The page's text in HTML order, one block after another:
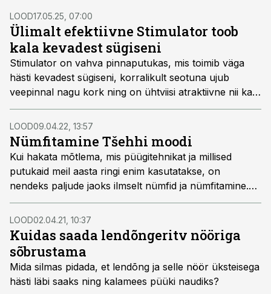
LOOD17.05.25, 07:00
Ülimalt efektiivne Stimulator toob
kala kevadest sügiseni
Stimulator on vahva pinnaputukas, mis toimib väga
hästi kevadest sügiseni, korralikult seotuna ujub
veepinnal nagu kork ning on ühtviisi atraktiivne nii kala
kui ka kalamehe silmale. Kuna Stimulatoriga on
püütavad praktiliselt kõik pinnalt toituvad kalad,
maksab sel söödal pikemalt peatuda.
LOOD09.04.22, 13:57
Nümfitamine Tšehhi moodi
Kui hakata mõtlema, mis püügitehnikat ja millised
putukaid meil aasta ringi enim kasutatakse, on
nendeks paljude jaoks ilmselt nümfid ja nümfitamine.
Põhjus on lihtne – nümfidega on püütavad pea kõik
lendõngekalad läbi enamuse püügihooaja ning seda
saab praktiseerida peaaegu kõigil veekogudel. Nii ongi
paslik hooaja alguses vaadelda nümfidega püüki ning
selle ilmselt kuulsaimat vormi,
Tšehhi nümfitamist, mis sisaldab endas nii putukat kui
püügitehnikat.
LOOD02.04.21, 10:37
Kuidas saada lendõngeritv nööriga
sõbrustama
Mida silmas pidada, et lendõng ja selle nöör üksteisega
hästi läbi saaks ning kalamees püüki naudiks?